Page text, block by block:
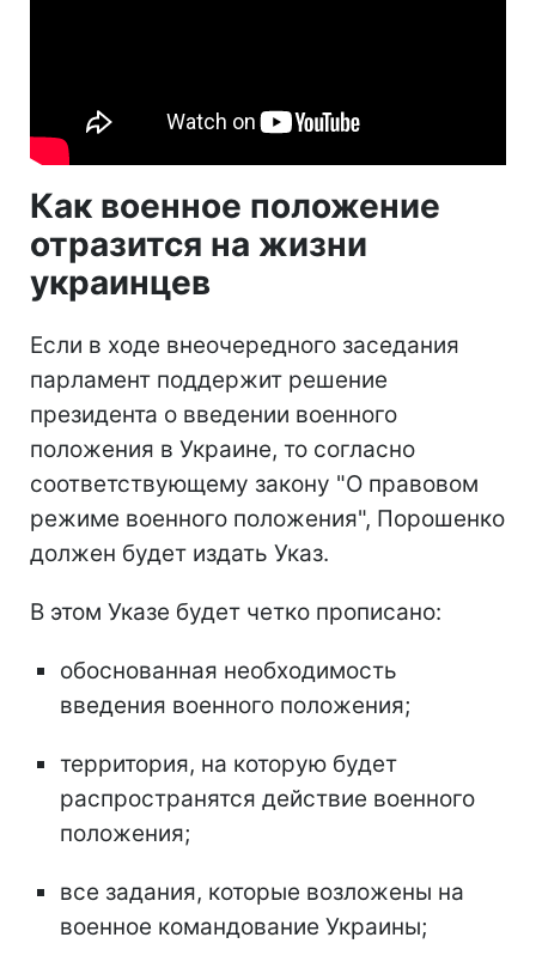
Как военное положение
отразится на жизни
украинцев
Если в ходе внеочередного заседания
парламент поддержит решение
президента о введении военного
положения в Украине, то согласно
соответствующему закону "О правовом
режиме военного положения", Порошенко
должен будет издать Указ.
В этом Указе будет четко прописано:
обоснованная необходимость
введения военного положения;
территория, на которую будет
распространятся действие военного
положения;
все задания, которые возложены на
военное командование Украины;